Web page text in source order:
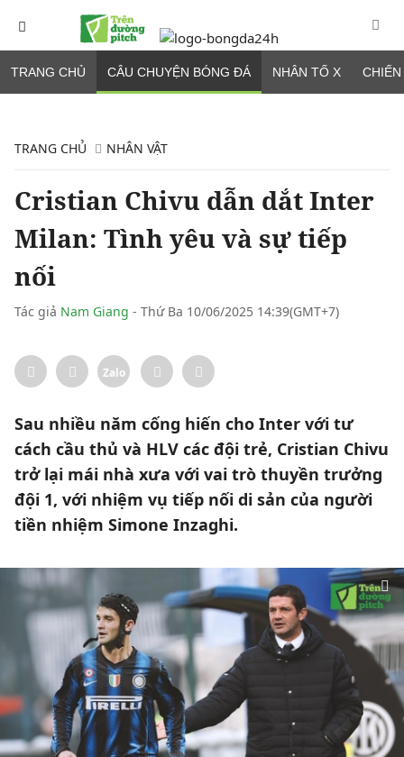
TRANG CHỦ CÂU CHUYỆN BÓNG ĐÁ NHÂN TỐ X
TRANG CHỦ NHÂN VẬT
Cristian Chivu dẫn dắt Inter
Milan: Tình yêu và sự tiếp
nối
Tác giả Nam Giang - Thứ Ba 10/06/2025 14:39(GMT+7)
Zalo
Sau nhiều năm cống hiến cho Inter với tư
cách cầu thủ và HLV các đội trẻ, Cristian Chivu
trở lại mái nhà xưa với vai trò thuyền trưởng
đội 1, với nhiệm vụ tiếp nối di sản của người
tiền nhiệm Simone Inzaghi.